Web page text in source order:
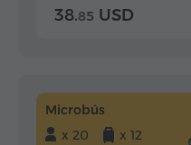
38.85 USD
Microbús
x 20
x 12